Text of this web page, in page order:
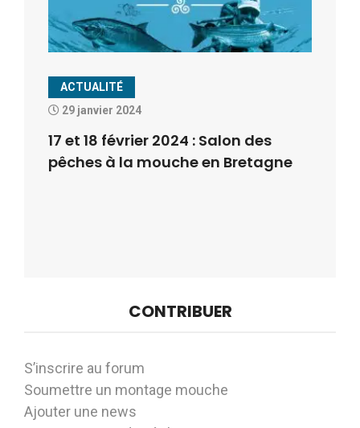
ACTUALITÉ
29 janvier 2024
17 et 18 février 2024 : Salon des
pêches à la mouche en Bretagne
CONTRIBUER
S’inscrire au forum
Soumettre un montage mouche
Ajouter une news